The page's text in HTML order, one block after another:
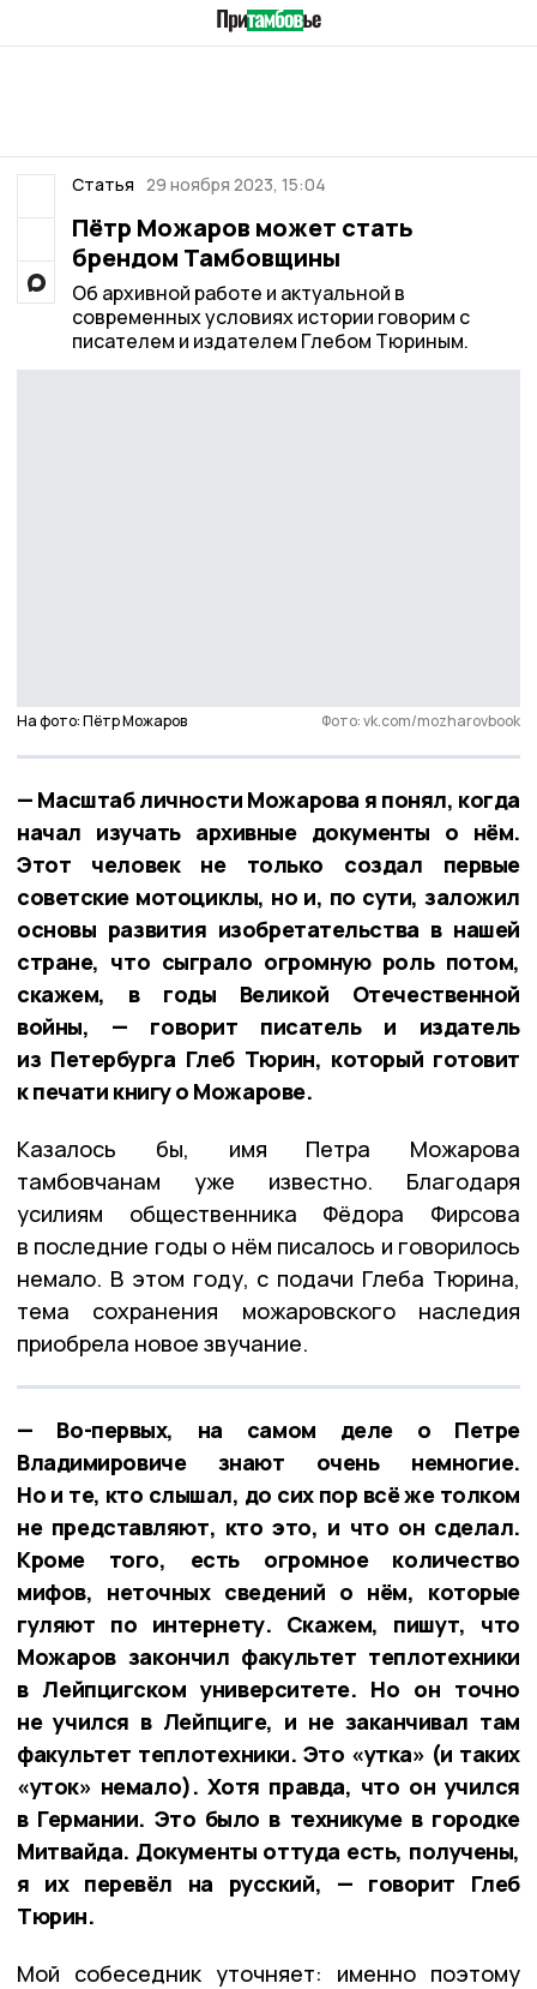
Статья 29 ноября 2023, 15:04
Пётр Можаров может стать
брендом Тамбовщины
Об архивной работе и актуальной в
современных условиях истории говорим с
писателем и издателем Глебом Тюриным.
На фото: Пётр Можаров Фото: vk.com/mozharovbook
— Масштаб личности Можарова я понял, когда
начал изучать архивные документы о нём.
Этот человек не только создал первые
советские мотоциклы, но и, по сути, заложил
основы развития изобретательства в нашей
стране, что сыграло огромную роль потом,
скажем, в годы Великой Отечественной
войны, — говорит писатель и издатель
из Петербурга Глеб Тюрин, который готовит
к печати книгу о Можарове.
Казалось бы, имя Петра Можарова
тамбовчанам уже известно. Благодаря
усилиям общественника Фёдора Фирсова
в последние годы о нём писалось и говорилось
немало. В этом году, с подачи Глеба Тюрина,
тема сохранения можаровского наследия
приобрела новое звучание.
— Во-первых, на самом деле о Петре
Владимировиче знают очень немногие.
Но и те, кто слышал, до сих пор всё же толком
не представляют, кто это, и что он сделал.
Кроме того, есть огромное количество
мифов, неточных сведений о нём, которые
гуляют по интернету. Скажем, пишут, что
Можаров закончил факультет теплотехники
в Лейпцигском университете. Но он точно
не учился в Лейпциге, и не заканчивал там
факультет теплотехники. Это «утка» (и таких
«уток» немало). Хотя правда, что он учился
в Германии. Это было в техникуме в городке
Митвайда. Документы оттуда есть, получены,
я их перевёл на русский, — говорит Глеб
Тюрин.
Мой собеседник уточняет: именно поэтому